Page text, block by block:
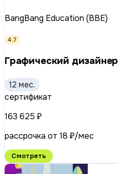
BangBang Education (BBE)
4.7
Графический дизайнер
12 мес.
сертификат
163 625 ₽
рассрочка от 18 ₽/мес
Смотреть